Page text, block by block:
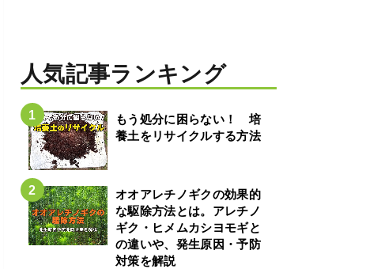
人気記事ランキング
もう処分に困らない！ 培
養土をリサイクルする方法
オオアレチノギクの効果的
な駆除方法とは。アレチノ
ギク・ヒメムカシヨモギと
の違いや、発生原因・予防
対策を解説